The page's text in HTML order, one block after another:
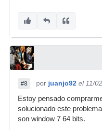
#8 por juanjo92 el 11/
Estoy pensado
solucionado este
son window 7 64 bits.